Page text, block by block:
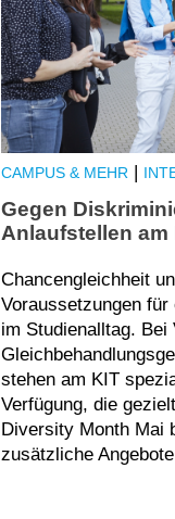
CAMPUS & MEHR |
Gegen
Anlaufstellen am
Chancengleichheit
Voraussetzungen für
im Studienalltag. Bei
stehen am KIT
Verfügung, die
Diversity Month Mai
zusätzliche